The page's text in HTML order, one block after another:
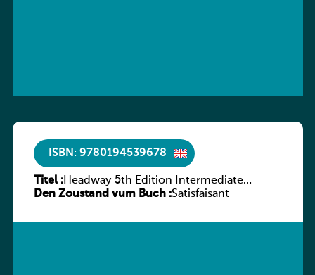
ISBN: 9780194539678
Titel :Headway 5th Edition Intermediate
Workbook without key
Den Zoustand vum Buch :Satisfaisant